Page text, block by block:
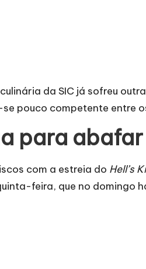
da SIC já sofreu
pouco competente entre
para
com a estreia do Hell’s
feira, que no domingo